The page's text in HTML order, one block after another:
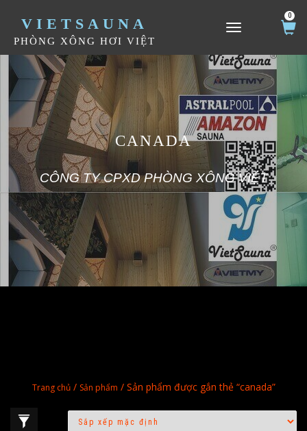
VIETSAUNA
PHÒNG XÔNG HƠI VIỆT
TOGGLE NAVIGATION
0
CANADA
CÔNG TY CPXD PHÒNG XÔNG VIỆT
Trang chủ/ Sản phẩm / Sản phẩm được gắn thẻ “canada”